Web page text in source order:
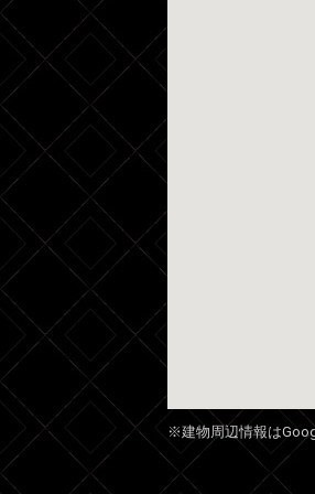
※建物周辺情報は